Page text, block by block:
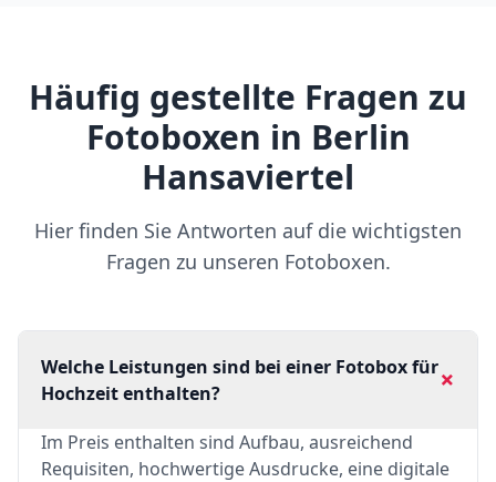
Häufig gestellte Fragen zu
Fotoboxen in Berlin
Hansaviertel
Hier finden Sie Antworten auf die wichtigsten
Fragen zu unseren Fotoboxen.
Welche Leistungen sind bei einer Fotobox für
Hochzeit enthalten?
+
Im Preis enthalten sind Aufbau, ausreichend
Requisiten, hochwertige Ausdrucke, eine digitale